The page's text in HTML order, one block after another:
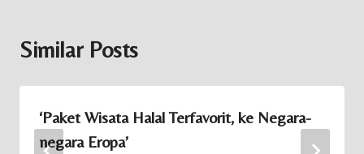
Similar Posts
‘Paket Wisata Halal Terfavorit, ke Negara-
negara Eropa’